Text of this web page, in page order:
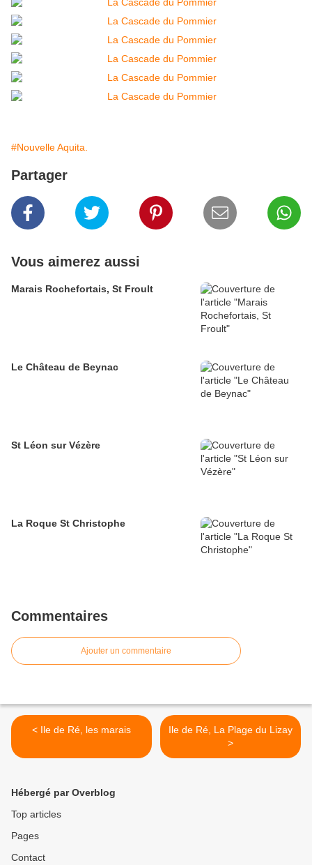
#Nouvelle Aquita.
Partager
Vous aimerez aussi
Marais Rochefortais, St Froult
Le Château de Beynac
St Léon sur Vézère
La Roque St Christophe
Commentaires
Ajouter un commentaire
< Ile de Ré, les marais
Ile de Ré, La Plage du Lizay
>
Hébergé par Overblog
Top articles
Pages
Contact